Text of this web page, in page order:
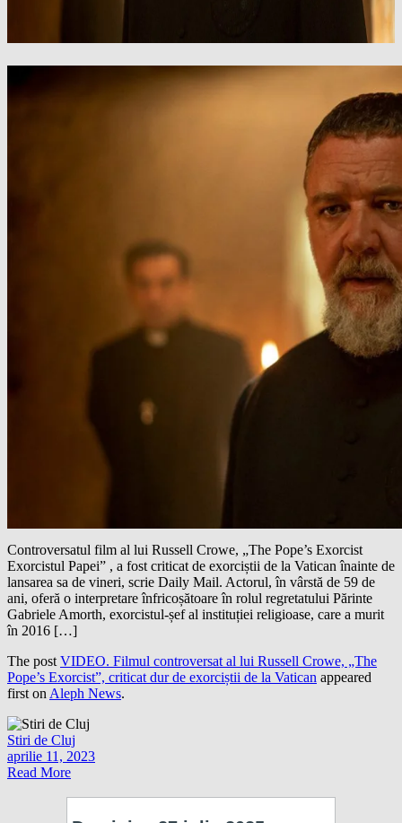
Controversatul film al lui Russell Crowe, „The Pope’s Exorcist
Exorcistul Papei” , a fost criticat de exorciștii de la Vatican înainte de
lansarea sa de vineri, scrie Daily Mail. Actorul, în vârstă de 59 de
ani, oferă o interpretare înfricoșătoare în rolul regretatului Părinte
Gabriele Amorth, exorcistul-șef al instituției religioase, care a murit
în 2016 […]
The post VIDEO. Filmul controversat al lui Russell Crowe, „The
Pope’s Exorcist”, criticat dur de exorciștii de la Vatican appeared
first on Aleph News.
Stiri de Cluj
aprilie 11, 2023
Read More